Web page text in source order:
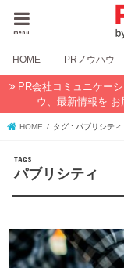
menu
HOME PRノウハウ
PR会社コミュニケー
ウ、最新情報を お
HOME タグ : パブリシティ
パブリシティ